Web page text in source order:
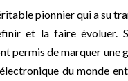
pionnier qui a su
et la faire évoluer.
permis de marquer une
du monde